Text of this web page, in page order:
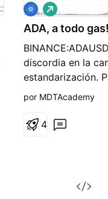
ADA, a todo
discordia en la
estandarización.
solido proyecto
euforia en el que
una fuerte
L
a
r
g
o
por MDTAcademy
4